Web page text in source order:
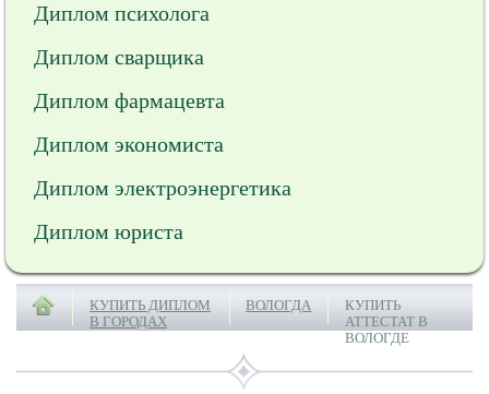
Диплом психолога
Диплом сварщика
Диплом фармацевта
Диплом экономиста
Диплом электроэнергетика
Диплом юриста
КУПИТЬ ДИПЛОМ
В ГОРОДАХ
ВОЛОГДА
КУПИТЬ
АТТЕСТАТ В
ВОЛОГДЕ